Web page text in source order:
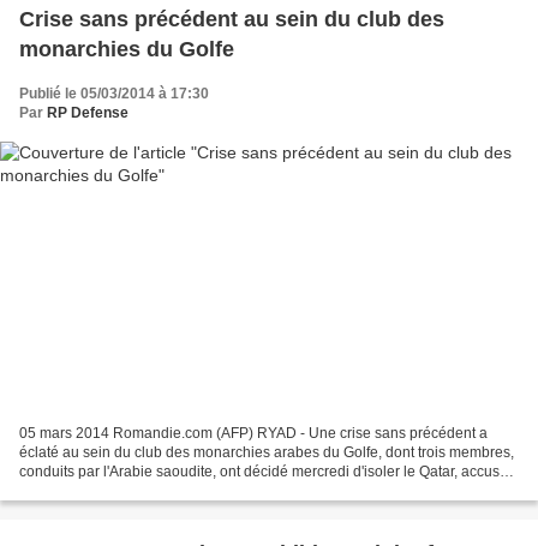
Crise sans précédent au sein du club des
monarchies du Golfe
Publié le 05/03/2014 à 17:30
Par RP Defense
05 mars 2014 Romandie.com (AFP) RYAD - Une crise sans précédent a
éclaté au sein du club des monarchies arabes du Golfe, dont trois membres,
conduits par l'Arabie saoudite, ont décidé mercredi d'isoler le Qatar, accusé